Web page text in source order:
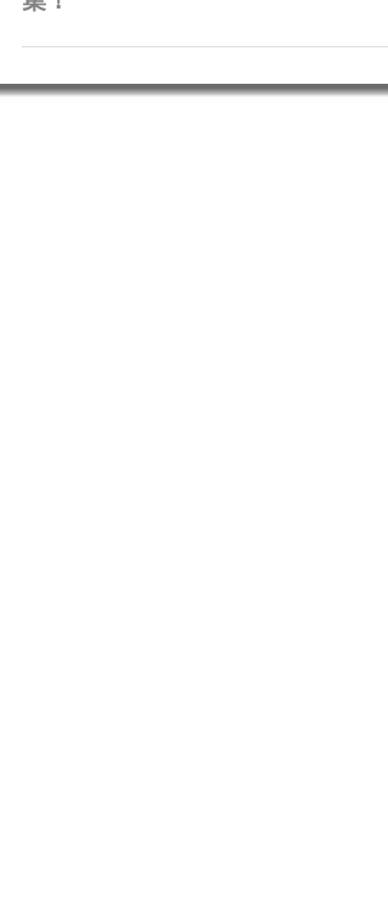
パッチワーク教室 新規生徒さま募
集！